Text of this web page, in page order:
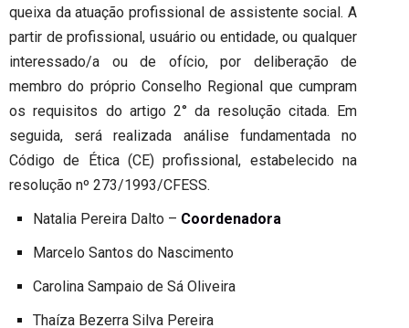
queixa da atuação profissional de assistente social. A
partir de profissional, usuário ou entidade, ou qualquer
interessado/a ou de ofício, por deliberação de
membro do próprio Conselho Regional que cumpram
os requisitos do artigo 2° da resolução citada. Em
seguida, será realizada análise fundamentada no
Código de Ética (CE) profissional, estabelecido na
resolução nº 273/1993/CFESS.
Natalia Pereira Dalto – Coordenadora
Marcelo Santos do Nascimento
Carolina Sampaio de Sá Oliveira
Thaíza Bezerra Silva Pereira